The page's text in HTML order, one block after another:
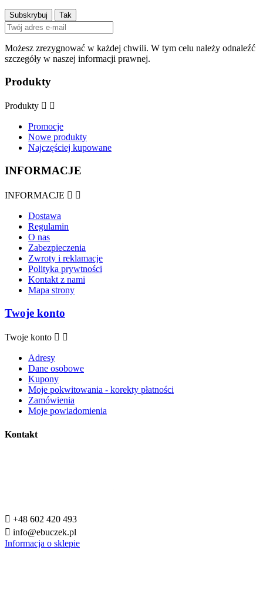
Możesz zrezygnować w każdej chwili. W tym celu należy odnaleźć
szczegóły w naszej informacji prawnej.
Produkty
Produkty  
Promocje
Nowe produkty
Najczęściej kupowane
INFORMACJE
INFORMACJE  
Dostawa
Regulamin
O nas
Zabezpieczenia
Zwroty i reklamacje
Polityka prywtności
Kontakt z nami
Mapa strony
Twoje konto
Twoje konto  
Adresy
Dane osobowe
Kupony
Moje pokwitowania - korekty płatności
Zamówienia
Moje powiadomienia
Kontakt
 +48 602 420 493
 info@ebuczek.pl
Informacja o sklepie